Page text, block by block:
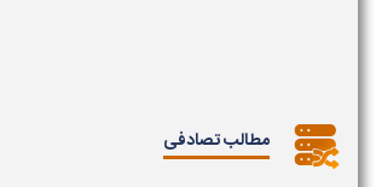
مطالب تصادفی